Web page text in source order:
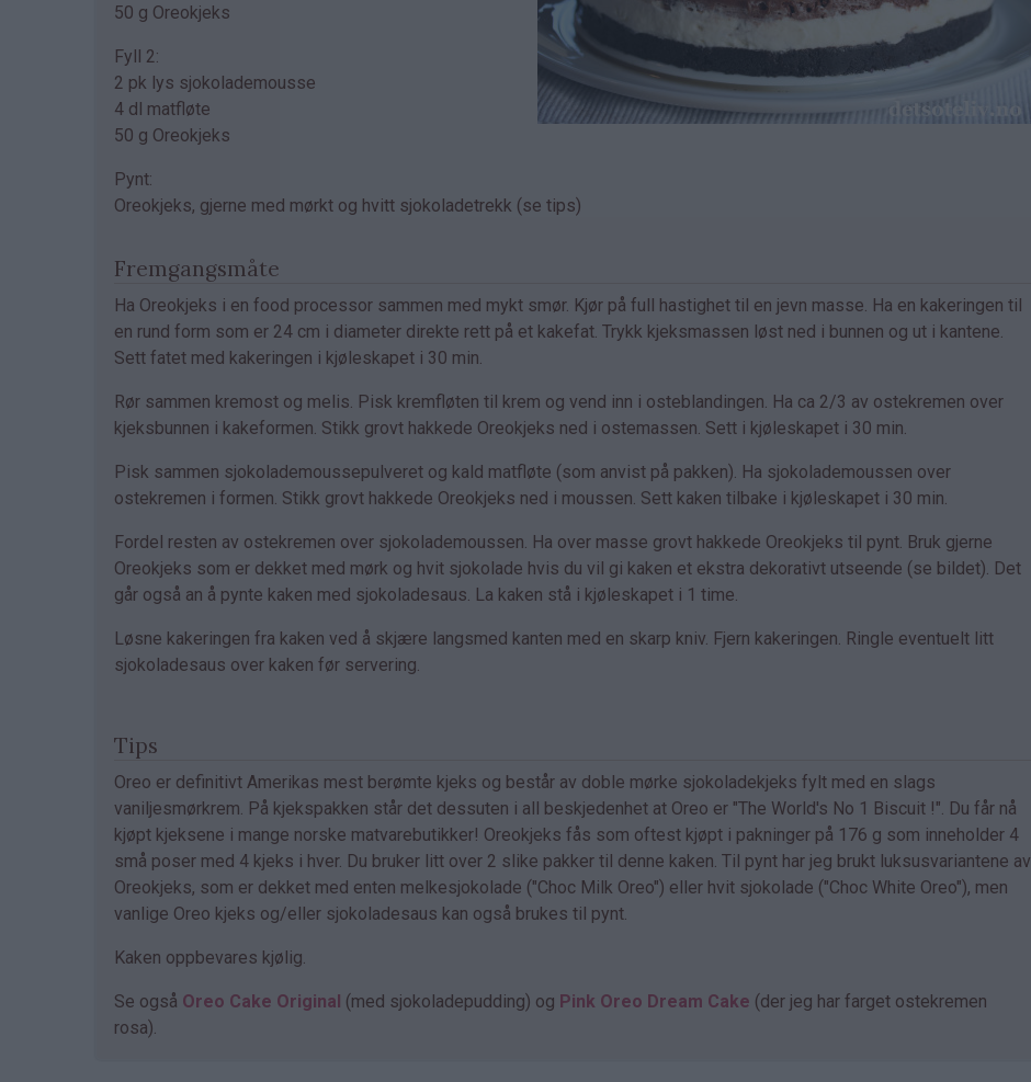
50 g Oreokjeks
Fyll 2:
2 pk lys sjokolademousse
4 dl matfløte
50 g Oreokjeks
Pynt:
Oreokjeks, gjerne med mørkt og hvitt sjokoladetrekk (se tips)
Fremgangsmåte
Ha Oreokjeks i en food processor sammen med mykt smør. Kjør på full hastighet til en jevn masse. Ha en kakeringen til
en rund form som er 24 cm i diameter direkte rett på et kakefat. Trykk kjeksmassen løst ned i bunnen og ut i kantene.
Sett fatet med kakeringen i kjøleskapet i 30 min.
Rør sammen kremost og melis. Pisk kremfløten til krem og vend inn i osteblandingen. Ha ca 2/3 av ostekremen over
kjeksbunnen i kakeformen. Stikk grovt hakkede Oreokjeks ned i ostemassen. Sett i kjøleskapet i 30 min.
Pisk sammen sjokolademoussepulveret og kald matfløte (som anvist på pakken). Ha sjokolademoussen over
ostekremen i formen. Stikk grovt hakkede Oreokjeks ned i moussen. Sett kaken tilbake i kjøleskapet i 30 min.
Fordel resten av ostekremen over sjokolademoussen. Ha over masse grovt hakkede Oreokjeks til pynt. Bruk gjerne
Oreokjeks som er dekket med mørk og hvit sjokolade hvis du vil gi kaken et ekstra dekorativt utseende (se bildet). Det
går også an å pynte kaken med sjokoladesaus. La kaken stå i kjøleskapet i 1 time.
Løsne kakeringen fra kaken ved å skjære langsmed kanten med en skarp kniv. Fjern kakeringen. Ringle eventuelt litt
sjokoladesaus over kaken før servering.
Tips
Oreo er definitivt Amerikas mest berømte kjeks og består av doble mørke sjokoladekjeks fylt med en slags
vaniljesmørkrem. På kjekspakken står det dessuten i all beskjedenhet at Oreo er "The World's No 1 Biscuit !". Du får nå
kjøpt kjeksene i mange norske matvarebutikker! Oreokjeks fås som oftest kjøpt i pakninger på 176 g som inneholder 4
små poser med 4 kjeks i hver. Du bruker litt over 2 slike pakker til denne kaken. Til pynt har jeg brukt luksusvariantene av
Oreokjeks, som er dekket med enten melkesjokolade ("Choc Milk Oreo") eller hvit sjokolade ("Choc White Oreo"), men
vanlige Oreo kjeks og/eller sjokoladesaus kan også brukes til pynt.
Kaken oppbevares kjølig.
Se også Oreo Cake Original (med sjokoladepudding) og Pink Oreo Dream Cake (der jeg har farget ostekremen
rosa).